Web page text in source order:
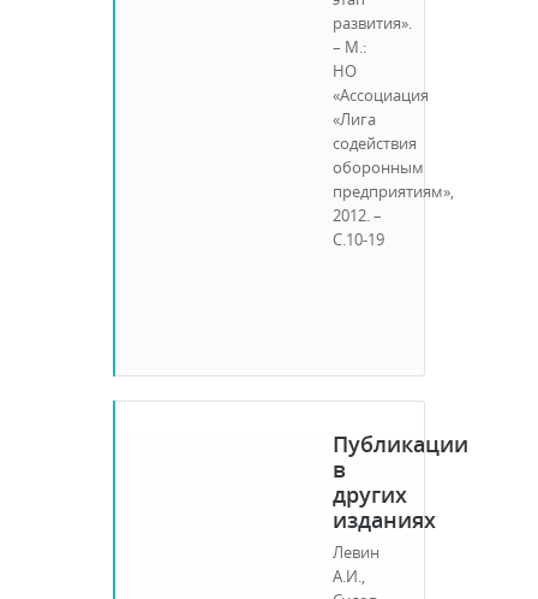
развития».
– М.:
НО
«Ассоциация
«Лига
содействия
оборонным
предприятиям»,
2012. –
С.10-19
Публикации
в
других
изданиях
Левин
А.И.,